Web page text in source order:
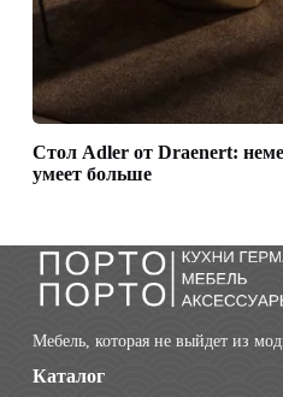
Стол Adler от Draenert:
умеет больше
Мебель, которая не выйдет из
Каталог